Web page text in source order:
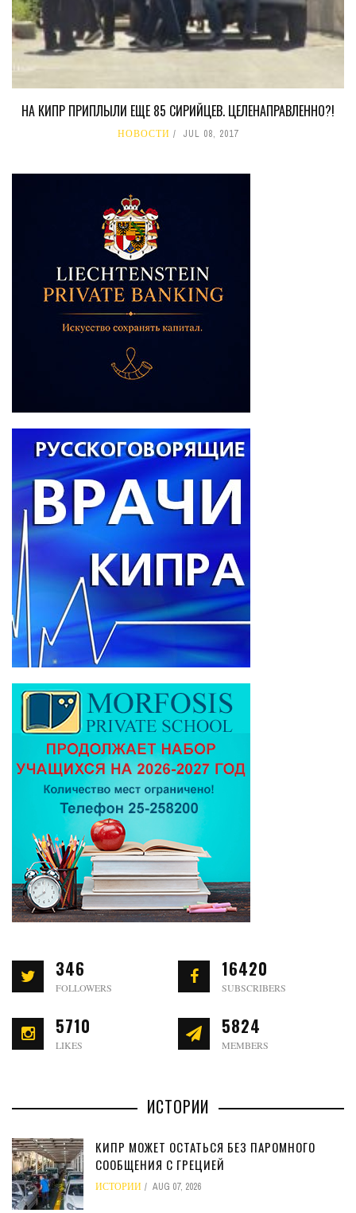
НА КИПР ПРИПЛЫЛИ ЕЩЕ 85 СИРИЙЦЕВ. ЦЕЛЕНАПРАВЛЕННО?!
НОВОСТИ JUL 08, 2017
346
FOLLOWERS
16420
SUBSCRIBERS
5710
LIKES
5824
MEMBERS
ИСТОРИИ
КИПР МОЖЕТ ОСТАТЬСЯ БЕЗ ПАРОМНОГО
СООБЩЕНИЯ С ГРЕЦИЕЙ
ИСТОРИИ AUG 07, 2026